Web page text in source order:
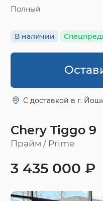
Полный
В наличии
С доставкой в г.
Chery Tiggo 9
Прайм / Prime
3 435 000 ₽